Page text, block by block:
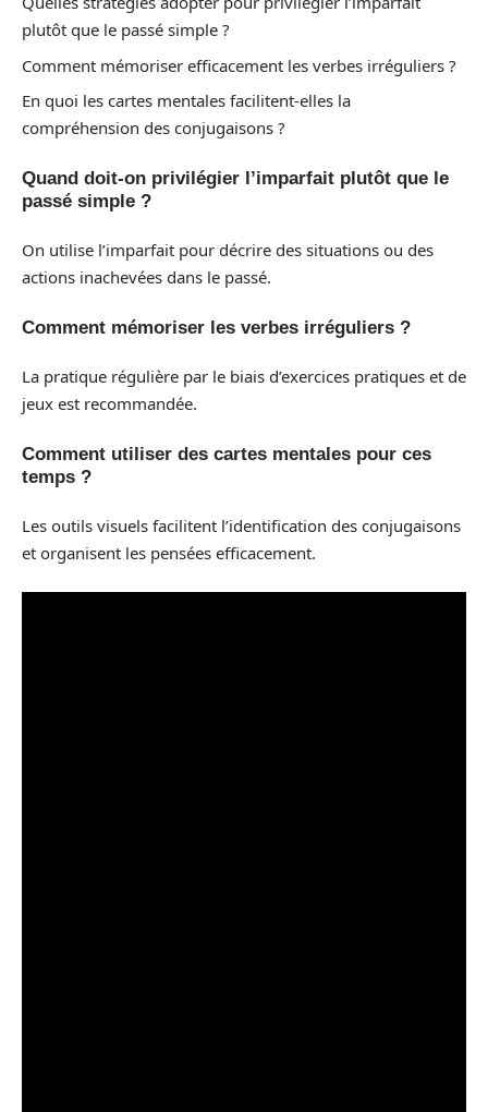
plutôt que le passé simple ?
Comment mémoriser efficacement les verbes irréguliers ?
En quoi les cartes mentales facilitent-elles la
compréhension des conjugaisons ?
Quand doit-on privilégier l’imparfait plutôt que le
passé simple ?
On utilise l’imparfait pour décrire des situations ou des
actions inachevées dans le passé.
Comment mémoriser les verbes irréguliers ?
La pratique régulière par le biais d’exercices pratiques et de
jeux est recommandée.
Comment utiliser des cartes mentales pour ces
temps ?
Les outils visuels facilitent l’identification des conjugaisons
et organisent les pensées efficacement.